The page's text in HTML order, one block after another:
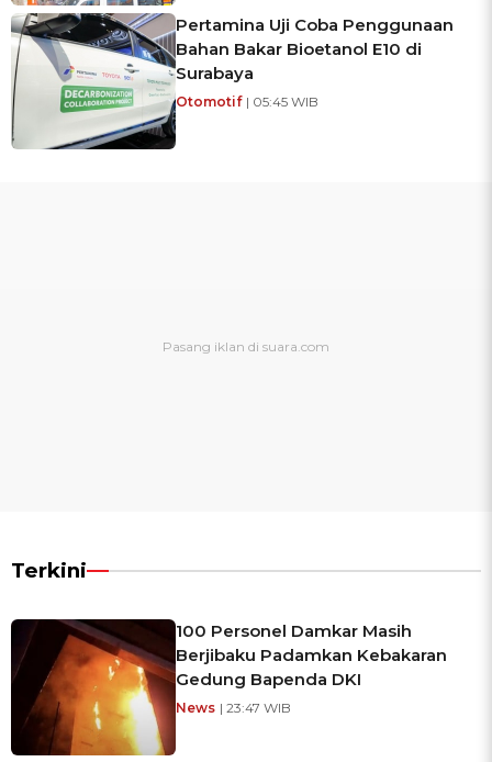
Pertamina Uji Coba Penggunaan
Bahan Bakar Bioetanol E10 di
Surabaya
Otomotif | 05:45 WIB
Terkini
100 Personel Damkar Masih
Berjibaku Padamkan Kebakaran
Gedung Bapenda DKI
News | 23:47 WIB